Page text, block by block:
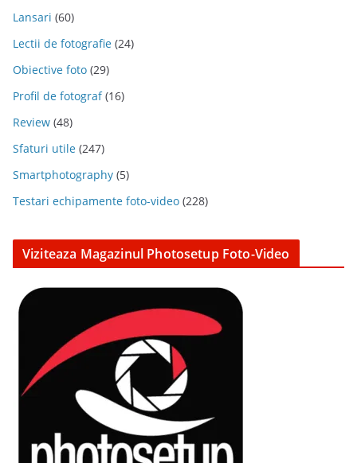
Lansari (60)
Lectii de fotografie (24)
Obiective foto (29)
Profil de fotograf(16)
Review (48)
Sfaturi utile (247)
Smartphotography (5)
Testari echipamente foto-video (228)
Viziteaza Magazinul Photosetup Foto-Video